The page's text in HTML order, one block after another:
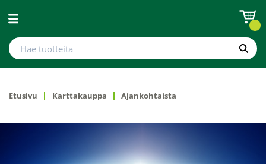
Avaa valikko
Hae tuotteita
Hae
Etusivu Karttakauppa Ajankohtaista